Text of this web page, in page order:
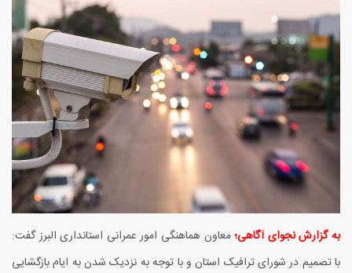
به گزارش نجوای آگاهی؛معاون هماهنگی امور عمرانی استانداری البرز گفت:
با تصمیم در شورای ترافیک استان و با توجه به نزدیک شدن به ایام بازگشایی